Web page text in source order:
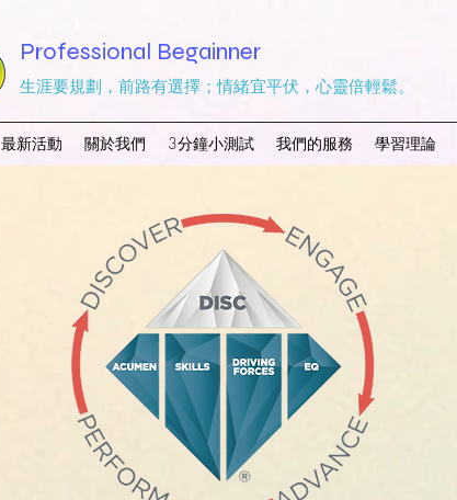
Professional Begainner
生涯要規劃，前路有選擇；情緒宜平伏，心靈倍輕鬆。
最新活動 關於我們 3分鐘小測試 我們的服務 學習理論